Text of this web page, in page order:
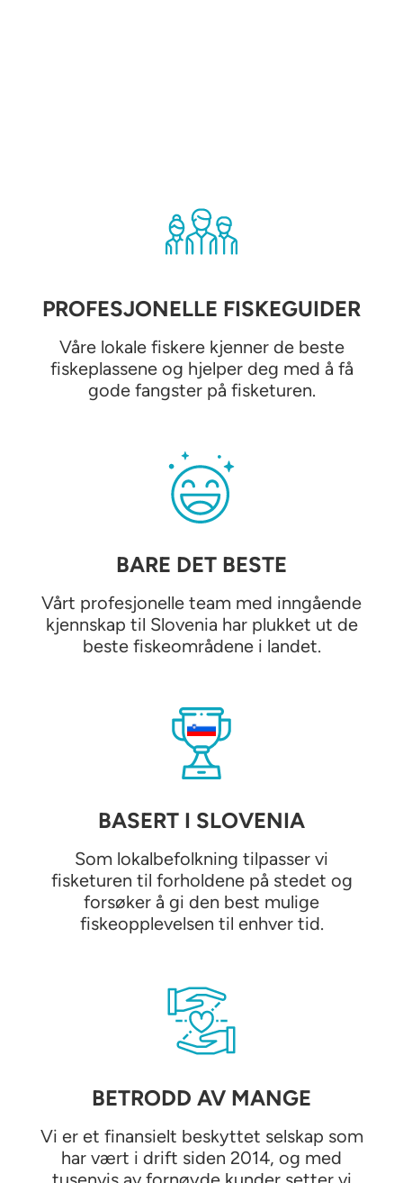
PROFESJONELLE FISKEGUIDER
Våre lokale fiskere kjenner de beste
fiskeplassene og hjelper deg med å få
gode fangster på fisketuren.
BARE DET BESTE
Vårt profesjonelle team med inngående
kjennskap til Slovenia har plukket ut de
beste fiskeområdene i landet.
BASERT I SLOVENIA
Som lokalbefolkning tilpasser vi
fisketuren til forholdene på stedet og
forsøker å gi den best mulige
fiskeopplevelsen til enhver tid.
BETRODD AV MANGE
Vi er et finansielt beskyttet selskap som
har vært i drift siden 2014, og med